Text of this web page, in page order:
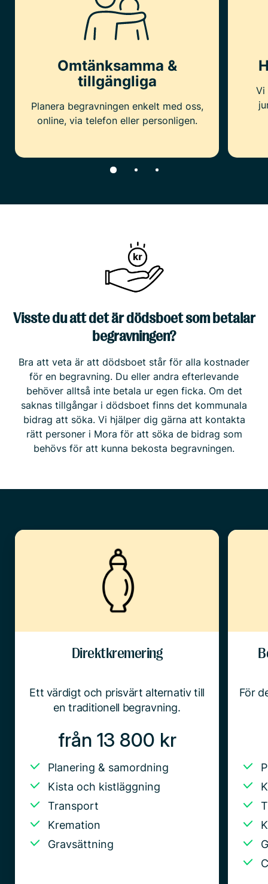
Omtänksamma &
tillgängliga
Planera begravningen enkelt med oss,
online, via telefon eller personligen.
Vi
Visste du att det är dödsboet som betalar
begravningen?
Bra att veta är att dödsboet står för alla kostnader
för en begravning. Du eller andra efterlevande
behöver alltså inte betala ur egen ficka. Om det
saknas tillgångar i dödsboet finns det kommunala
bidrag att söka. Vi hjälper dig gärna att kontakta
rätt personer i Mora för att söka de bidrag som
behövs för att kunna bekosta begravningen.
Direktkremering
Ett värdigt och prisvärt alternativ till
en traditionell begravning.
från 13 800 kr
Planering & samordning
Kista och kistläggning
Transport
Kremation
Gravsättning
För